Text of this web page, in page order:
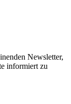
Newsletter,
informiert zu